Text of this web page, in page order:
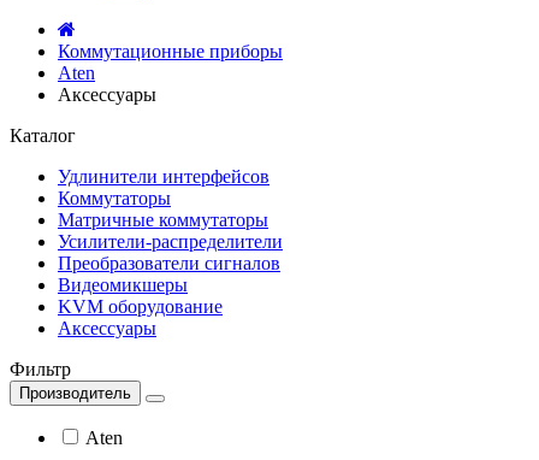
Коммутационные приборы
Aten
Аксессуары
Каталог
Удлинители интерфейсов
Коммутаторы
Матричные коммутаторы
Усилители-распределители
Преобразователи сигналов
Видеомикшеры
KVM оборудование
Аксессуары
Фильтр
Производитель
Aten